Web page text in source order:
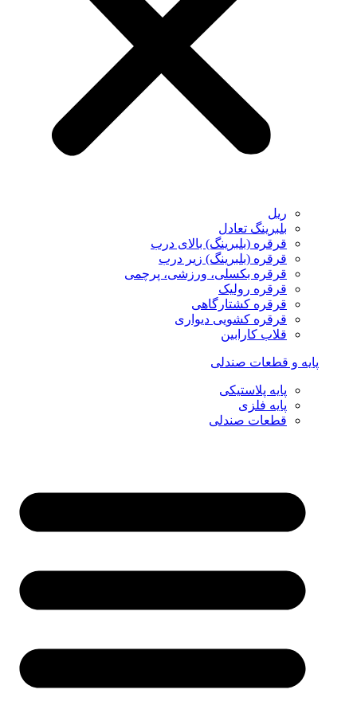
ریل
بلبرینگ تعادل
قرقره (بلبرینگ) بالای درب
قرقره (بلبرینگ) زیر درب
قرقره بکسلی، ورزشی، پرچمی
قرقره رولیک
قرقره کشتارگاهی
قرقره کشویی دیواری
قلاب کارابین
پایه و قطعات صندلی
پایه پلاستیکی
پایه فلزی
قطعات صندلی